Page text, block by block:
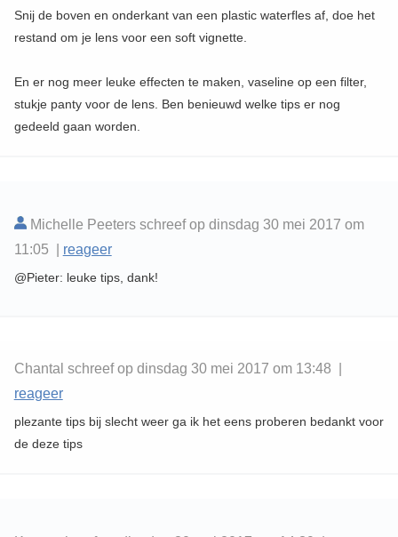
Snij de boven en onderkant van een plastic waterfles af, doe het
restand om je lens voor een soft vignette.
En er nog meer leuke effecten te maken, vaseline op een filter,
stukje panty voor de lens. Ben benieuwd welke tips er nog
gedeeld gaan worden.
Michelle Peeters schreef op dinsdag 30 mei 2017 om
11:05 | reageer
@Pieter: leuke tips, dank!
Chantal schreef op dinsdag 30 mei 2017 om 13:48 |
reageer
plezante tips bij slecht weer ga ik het eens proberen bedankt voor
de deze tips